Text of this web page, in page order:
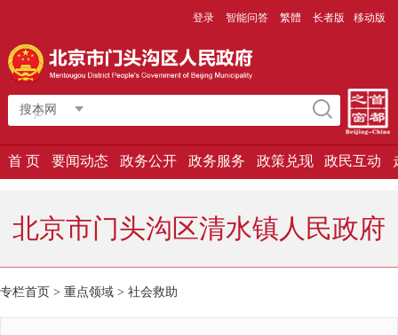
登录 智能问答 繁體 长者版 移动版
搜本网
首 页 要闻动态 政务公开 政务服务 政策兑现 政民互动
北京市门头沟区清水镇人民政府
专栏首页 > 重点领域 > 社会救助